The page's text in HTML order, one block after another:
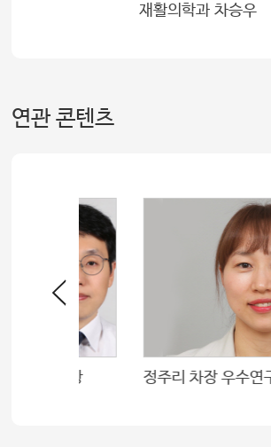
재활의학과 차승우
연관 콘텐츠
정주리 차장 우수연구계획서상